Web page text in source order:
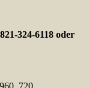
324-6118 oder